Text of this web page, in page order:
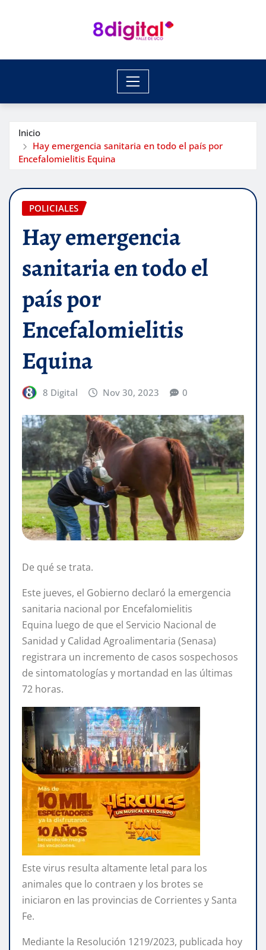
Inicio
Hay emergencia sanitaria en todo el país por
Encefalomielitis Equina
POLICIALES
Hay emergencia
sanitaria en todo el
país por
Encefalomielitis
Equina
8 Digital Nov 30, 2023 0
De qué se trata.
Este jueves, el Gobierno declaró la emergencia
sanitaria nacional por Encefalomielitis
Equina luego de que el Servicio Nacional de
Sanidad y Calidad Agroalimentaria (Senasa)
registrara un incremento de casos sospechosos
de sintomatologías y mortandad en las últimas
72 horas.
Este virus resulta altamente letal para los
animales que lo contraen y los brotes se
iniciaron en las provincias de Corrientes y Santa
Fe.
Mediante la Resolución 1219/2023, publicada hoy